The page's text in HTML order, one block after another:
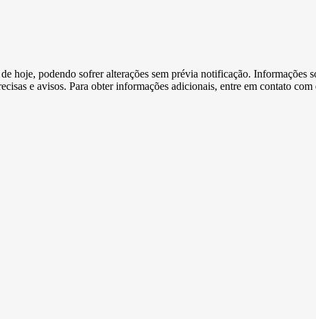
hoje, podendo sofrer alterações sem prévia notificação. Informações
e avisos. Para obter informações adicionais, entre em contato